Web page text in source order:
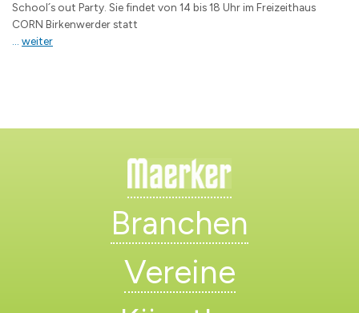
School´s out Party. Sie findet von 14 bis 18 Uhr im Freizeithaus
CORN Birkenwerder statt
weiter
Branchen
Vereine